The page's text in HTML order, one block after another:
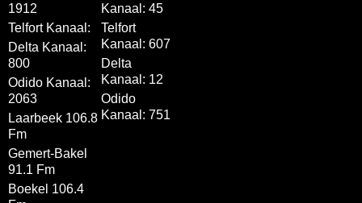
1912
Telfort Kanaal:
Delta Kanaal:
800
Odido Kanaal:
2063
Laarbeek 106.8
Fm
Gemert-Bakel
91.1 Fm
Boekel 106.4
Kanaal: 45
Telfort
Kanaal: 607
Delta
Kanaal: 12
Odido
Kanaal: 751